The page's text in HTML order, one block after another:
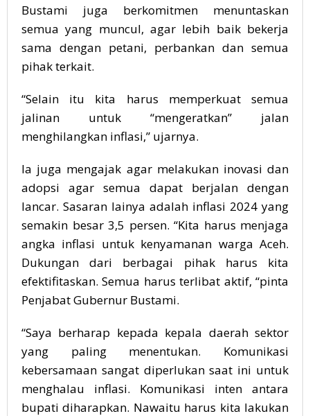
Bustami juga berkomitmen menuntaskan
semua yang muncul, agar lebih baik bekerja
sama dengan petani, perbankan dan semua
pihak terkait.
“Selain itu kita harus memperkuat semua
jalinan untuk “mengeratkan” jalan
menghilangkan inflasi,” ujarnya.
Ia juga mengajak agar melakukan inovasi dan
adopsi agar semua dapat berjalan dengan
lancar. Sasaran lainya adalah inflasi 2024 yang
semakin besar 3,5 persen. “Kita harus menjaga
angka inflasi untuk kenyamanan warga Aceh.
Dukungan dari berbagai pihak harus kita
efektifitaskan. Semua harus terlibat aktif, “pinta
Penjabat Gubernur Bustami.
“Saya berharap kepada kepala daerah sektor
yang paling menentukan. Komunikasi
kebersamaan sangat diperlukan saat ini untuk
menghalau inflasi. Komunikasi inten antara
bupati diharapkan. Nawaitu harus kita lakukan